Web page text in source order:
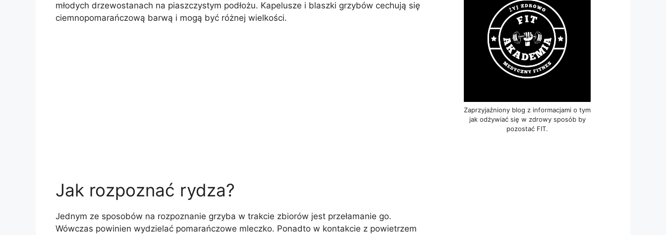
młodych drzewostanach na piaszczystym podłożu. Kapelusze i blaszki grzybów cechują się
ciemnopomarańczową barwą i mogą być różnej wielkości.
Jak rozpoznać rydza?
Jednym ze sposobów na rozpoznanie grzyba w trakcie zbiorów jest przełamanie go.
Wówczas powinien wydzielać pomarańczowe mleczko. Ponadto w kontakcie z powietrzem
Zaprzyjaźniony blog z informacjami o tym
jak odżywiać się w zdrowy sposób by
pozostać FIT.